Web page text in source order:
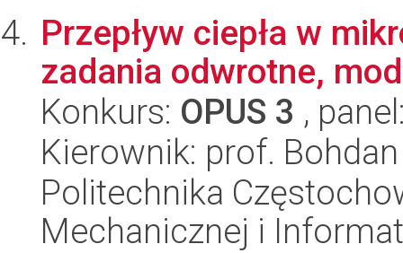
Przepływ ciepła w
zadania odwrotne,
Konkurs: OPUS 3 ,
Kierownik: prof.
Politechnika
Mechanicznej i